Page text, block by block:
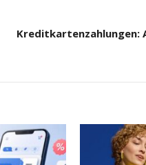
Kreditkartenzahlungen: